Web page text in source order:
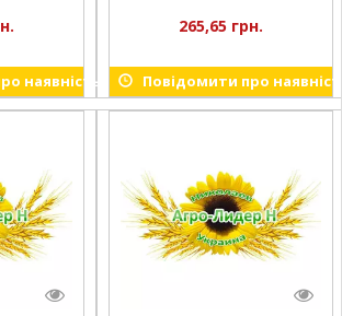
наявність
265,65 грн.
Повідомити про